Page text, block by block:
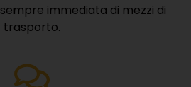
immediata di mezzi di
trasporto.